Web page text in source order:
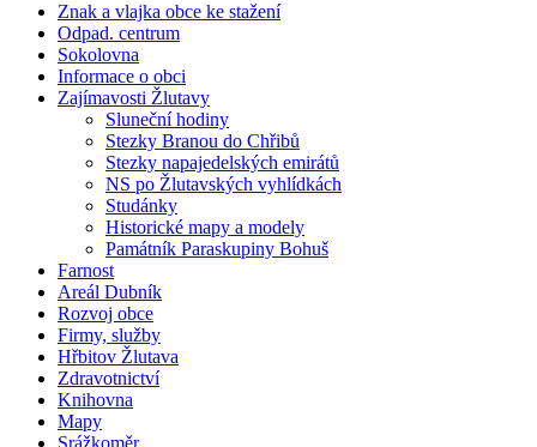
Znak a vlajka obce ke stažení
Odpad. centrum
Sokolovna
Informace o obci
Zajímavosti Žlutavy
Sluneční hodiny
Stezky Branou do Chřibů
Stezky napajedelských emirátů
NS po Žlutavských vyhlídkách
Studánky
Historické mapy a modely
Památník Paraskupiny Bohuš
Farnost
Areál Dubník
Rozvoj obce
Firmy, služby
Hřbitov Žlutava
Zdravotnictví
Knihovna
Mapy